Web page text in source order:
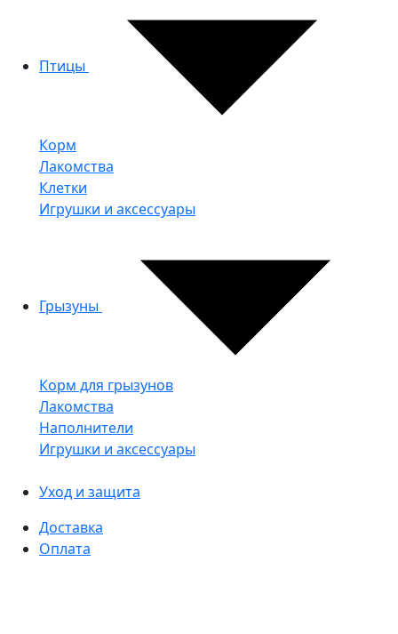
Птицы
Корм
Лакомства
Клетки
Игрушки и аксессуары
Грызуны
Корм для грызунов
Лакомства
Наполнители
Игрушки и аксессуары
Уход и защита
Доставка
Оплата